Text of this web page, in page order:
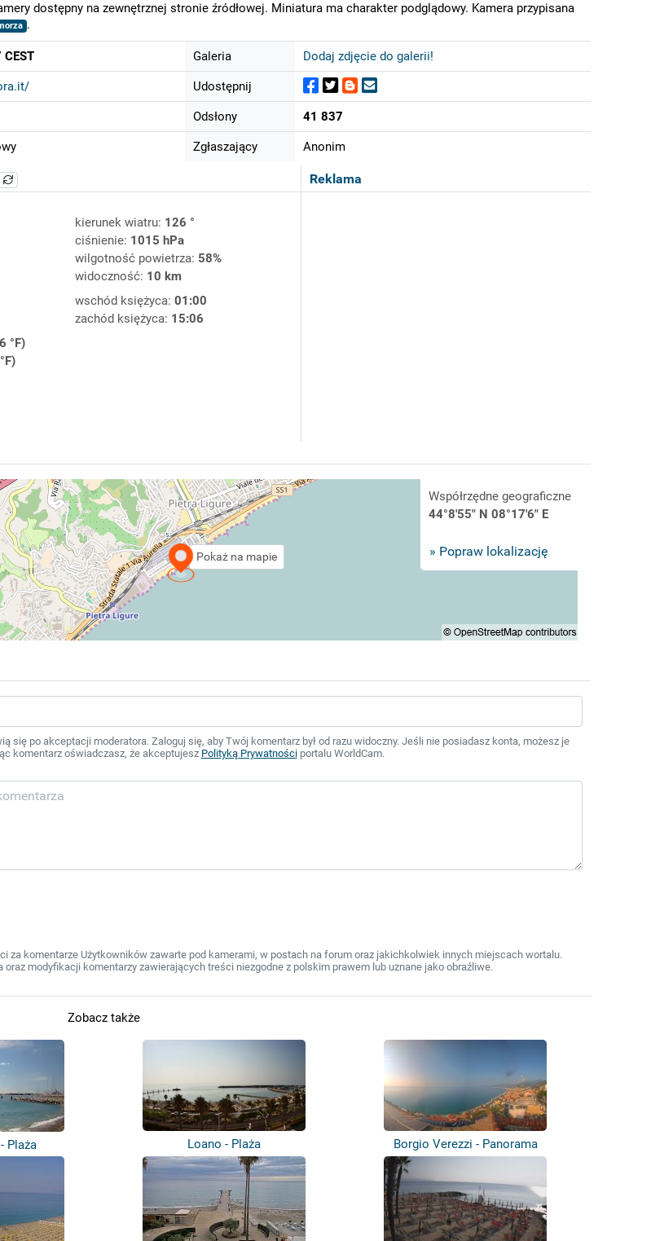
dostępny na zewnętrznej stronie źródłowej. Miniatura ma charakter podglądowy. Kamera przypisana
.
Galeria Dodaj zdjęcie do galerii!
Udostępnij
Odsłony 41 837
Zgłaszający Anonim
Reklama
kierunek wiatru: 126 °
ciśnienie: 1015 hPa
wilgotność powietrza: 58%
widoczność: 10 km
wschód księżyca: 01:00
zachód księżyca: 15:06
°F)
Pokaż na mapie
Współrzędne geograficzne
44°8'55" N 08°17'6" E
» Popraw lokalizację
się po akceptacji moderatora. Zaloguj się, aby Twój komentarz był od razu widoczny. Jeśli nie posiadasz konta, możesz je
komentarz oświadczasz, że akceptujesz Polityką Prywatnościportalu WorldCam.
za komentarze Użytkowników zawarte pod kamerami, w postach na forum oraz jakichkolwiek innych miejscach wortalu.
modyfikacji komentarzy zawierających treści niezgodne z polskim prawem lub uznane jako obraźliwe.
Zobacz także
Plaża Loano - Plaża Borgio Verezzi - Panorama